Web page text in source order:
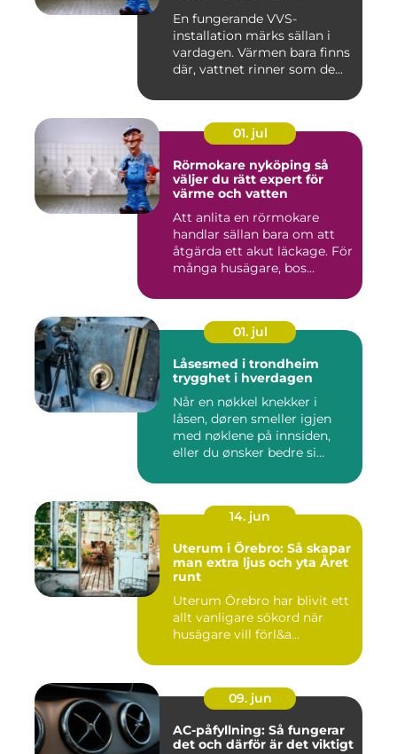
En fungerande VVS-
installation märks sällan i
vardagen. Värmen bara finns
där, vattnet rinner som de...
01. jul
Rörmokare nyköping så
väljer du rätt expert för
värme och vatten
Att anlita en rörmokare
handlar sällan bara om att
åtgärda ett akut läckage. För
många husägare, bos...
01. jul
Låsesmed i trondheim
trygghet i hverdagen
Når en nøkkel knekker i
låsen, døren smeller igjen
med nøklene på innsiden,
eller du ønsker bedre si...
14. jun
Uterum i Örebro: Så skapar
man extra ljus och yta Året
runt
Uterum Örebro har blivit ett
allt vanligare sökord när
husägare vill förl&a...
09. jun
AC-påfyllning: Så fungerar
det och därför är det viktigt